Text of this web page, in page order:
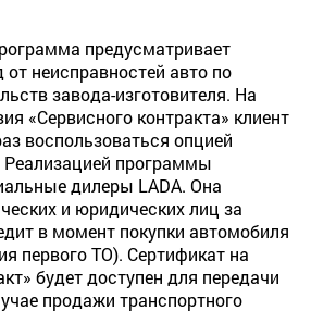
предусматривает
от неисправностей авто по
завода-изготовителя. На
«Сервисного контракта» клиент
воспользоваться опцией
программы
дилеры LADA. Она
и юридических лиц за
в момент покупки автомобиля
первого ТО). Сертификат на
будет доступен для передачи
продажи транспортного